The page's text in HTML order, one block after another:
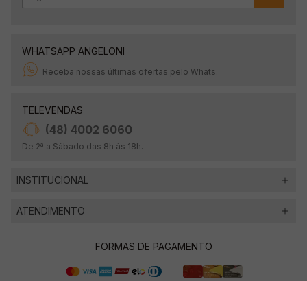
WHATSAPP ANGELONI
Receba nossas últimas ofertas pelo Whats.
TELEVENDAS
(48) 4002 6060
De 2ª a Sábado das 8h às 18h.
INSTITUCIONAL
ATENDIMENTO
FORMAS DE PAGAMENTO